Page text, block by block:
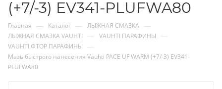
(+7/-3) EV341-PLUFWA80
Главная — Каталог — ЛЫЖНАЯ СМАЗКА —
ЛЫЖНАЯ СМАЗКА VAUHTI — VAUHTI ПАРАФИНЫ —
VAUHTI ФТОР ПАРАФИНЫ —
Мазь быстрого нанесения Vauhti PACE UF WARM (+7/-3) EV341-
PLUFWA80